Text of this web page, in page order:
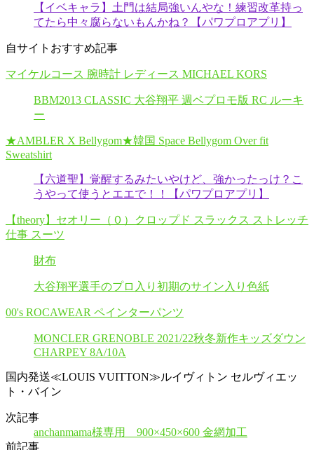
【イベキャラ】土門は結局強いんやな！練習改革持っ
てたら中々腐らないもんかね？【パワプロアプリ】
自サイトおすすめ記事
マイケルコース 腕時計 レディース MICHAEL KORS
BBM2013 CLASSIC 大谷翔平 週ベプロモ版 RC ルーキ
ー
★AMBLER X Bellygom★韓国 Space Bellygom Over fit
Sweatshirt
【六道聖】覚醒するみたいやけど、強かったっけ？こ
うやって使うとエエで！！【パワプロアプリ】
【theory】セオリー（０）クロップド スラックス ストレッチ
仕事 スーツ
財布
大谷翔平選手のプロ入り初期のサイン入り色紙
00's ROCAWEAR ペインターパンツ
MONCLER GRENOBLE 2021/22秋冬新作キッズダウン
CHARPEY 8A/10A
国内発送≪LOUIS VUITTON≫ルイヴィトン セルヴィエッ
ト・バイン
次記事
anchanmama様専用 900×450×600 金網加工
前記事